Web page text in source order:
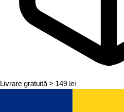
Livrare gratuită > 149 lei